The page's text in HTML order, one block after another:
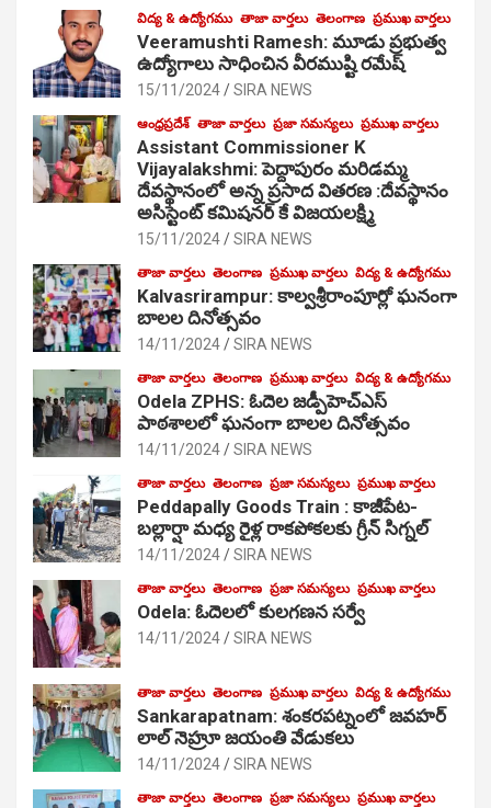
విద్య & ఉద్యోగము తాజా వార్తలు తెలంగాణ ప్రముఖ వార్తలు
Veeramushti Ramesh: మూడు ప్రభుత్వ
ఉద్యోగాలు సాధించిన వీరముష్టి రమేష్
15/11/2024 SIRA NEWS
ఆంధ్రప్రదేశ్ తాజా వార్తలు ప్రజా సమస్యలు ప్రముఖ వార్తలు
Assistant Commissioner K
Vijayalakshmi: పెద్దాపురం మరిడమ్మ
దేవస్థానంలో అన్న ప్రసాద వితరణ :దేవస్థానం
అసిస్టెంట్ కమిషనర్ కే విజయలక్ష్మి
15/11/2024 SIRA NEWS
తాజా వార్తలు తెలంగాణ ప్రముఖ వార్తలు విద్య & ఉద్యోగము
Kalvasrirampur: కాల్వశ్రీరాంపూర్లో ఘనంగా
బాలల దినోత్సవం
14/11/2024 SIRA NEWS
తాజా వార్తలు తెలంగాణ ప్రముఖ వార్తలు విద్య & ఉద్యోగము
Odela ZPHS: ఓదెల జ‌డ్పీహెచ్ఎస్
పాఠ‌శాల‌లో ఘనంగా బాలల దినోత్సవం
14/11/2024 SIRA NEWS
తాజా వార్తలు తెలంగాణ ప్రజా సమస్యలు ప్రముఖ వార్తలు
Peddapally Goods Train : కాజీపేట-
బల్లార్షా మధ్య రైళ్ల రాకపోకలకు గ్రీన్ సిగ్నల్
14/11/2024 SIRA NEWS
తాజా వార్తలు తెలంగాణ ప్రజా సమస్యలు ప్రముఖ వార్తలు
Odela: ఓదెలలో కులగణన సర్వే
14/11/2024 SIRA NEWS
తాజా వార్తలు తెలంగాణ ప్రముఖ వార్తలు విద్య & ఉద్యోగము
Sankarapatnam: శంకరపట్నంలో జవహర్
లాల్ నెహ్రూ జయంతి వేడుకలు
14/11/2024 SIRA NEWS
తాజా వార్తలు తెలంగాణ ప్రజా సమస్యలు ప్రముఖ వార్తలు